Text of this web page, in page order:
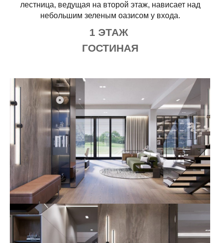
лестница, ведущая на второй этаж, нависает над
небольшим зеленым оазисом у входа.
1 ЭТАЖ
ГОСТИНАЯ